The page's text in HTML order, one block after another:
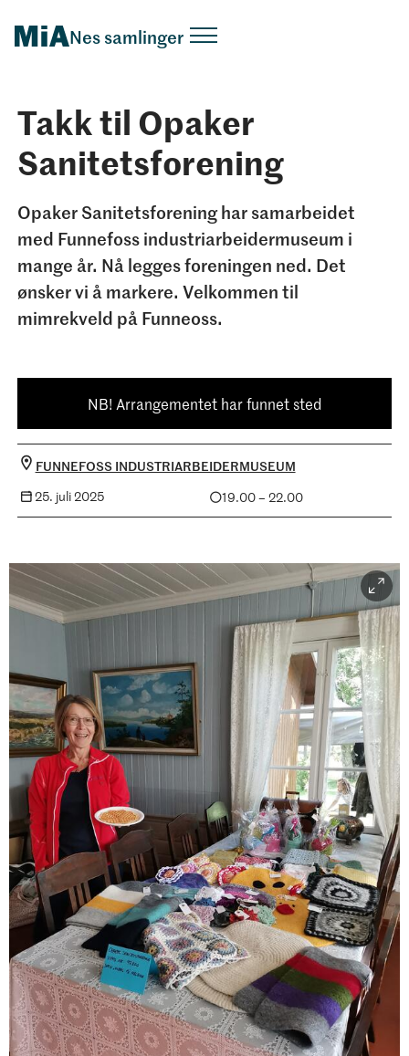
Nes samlinger
Takk til Opaker
Sanitetsforening
Opaker Sanitetsforening har samarbeidet
med Funnefoss industriarbeidermuseum i
mange år. Nå legges foreningen ned. Det
ønsker vi å markere. Velkommen til
mimrekveld på Funneoss.
NB! Arrangementet har funnet sted
FUNNEFOSS INDUSTRIARBEIDERMUSEUM
25. juli 2025 19.00 – 22.00